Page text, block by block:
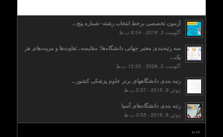
آزمون تخصصی برخط انتخاب رشته- شماره پنج...
آگوست 3, 2018 - 8:04 ب.ظ
سه رتبه‌بندی معتبر جهانی دانشگاه‌ها؛ مقایسه، تفاوت‌ها و مزیت‌های هر
یک...
آگوست 2, 2026 - 12:20 ب.ظ
رتبه بندی دانشگاههای برتر علوم پزشکی کشور...
ژوئن 9, 2015 - 3:57 ب.ظ
رتبه بندی دانشگاه‌های آسیا
ژوئن 8, 2016 - 3:55 ب.ظ
جدید